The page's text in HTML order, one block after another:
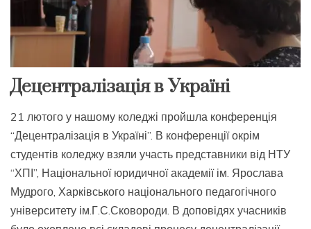
Децентралізація в Україні
21 лютого у нашому коледжі пройшла конференція
“Децентралізація в Україні”. В конференції окрім
студентів коледжу взяли участь представники від НТУ
“ХПІ”, Національної юридичної академії ім. Ярослава
Мудрого, Харківського національного педагогічного
університету ім.Г.С.Сковороди. В доповідях учасників